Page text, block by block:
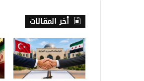
أخر المقالات